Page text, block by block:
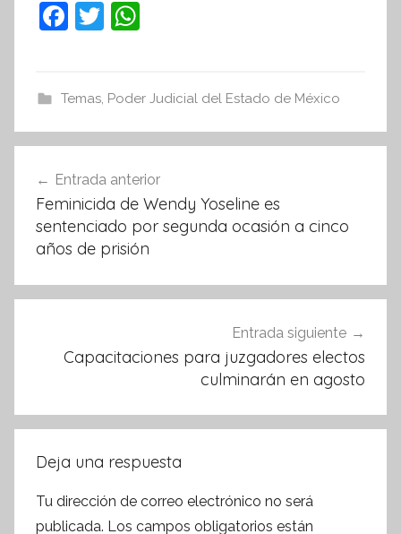
F
e
b
o
k
T
er s
A
p
Temas, Poder Judicial del Estado de México
de
entradas
Entrada anterior
Feminicida de Wendy Yoseline es
sentenciado por segunda ocasión a cinco
años de prisión
Entrada siguiente
Capacitaciones para juzgadores electos
culminarán en agosto
Deja una respuesta
Tu dirección de correo electrónico no será
publicada. Los campos obligatorios están